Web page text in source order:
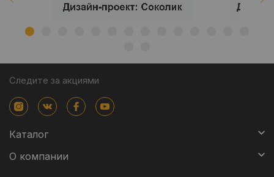
Следите за акциями
Каталог
О компании